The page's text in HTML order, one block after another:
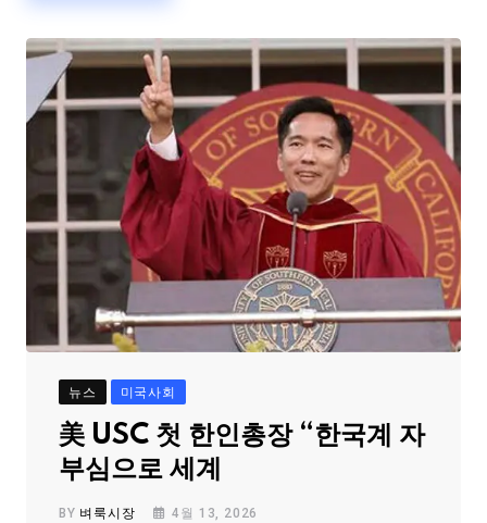
뉴스 미국사회
美 USC 첫 한인총장 “한국계 자
부심으로 세계
BY 벼룩시장 4월 13, 2026